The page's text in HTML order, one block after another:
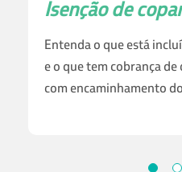
Isenção de
Entenda o que está
e o que tem cobrança
com encaminhamento